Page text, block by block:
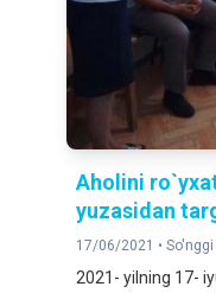
Aholini
yuzasidan
17/06/2021 •
2021- yilning 17-